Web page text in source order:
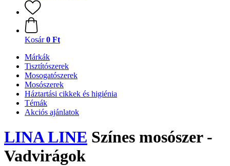
Kosár 0 Ft
Márkák
Tisztítószerek
Mosogatószerek
Mosószerek
Háztartási cikkek és higiénia
Témák
Akciós ajánlatok
LINA LINE Színes mosószer -
Vadvirágok